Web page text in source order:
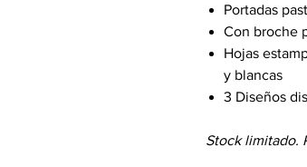
Portadas
Con broche
Hojas
y blancas
3 Diseños
Stock limitado.